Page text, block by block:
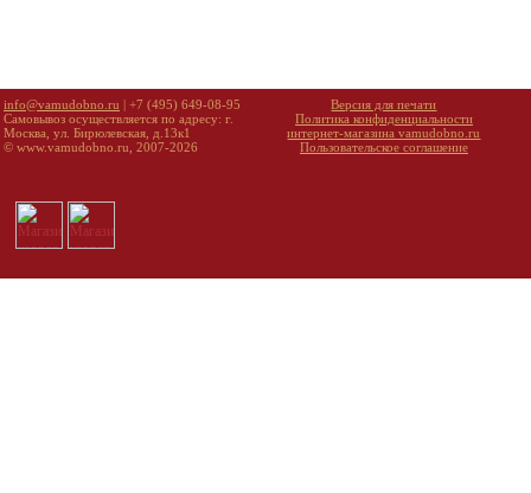
info@vamudobno.ru | +7 (495) 649-08-95
Самовывоз осуществляется по адресу: г.
Москва, ул. Бирюлевская, д.13к1
© www.vamudobno.ru, 2007-2026
Версия для печати
Политика конфиденциальности
интернет-магазина vamudobno.ru
Пользовательское соглашение